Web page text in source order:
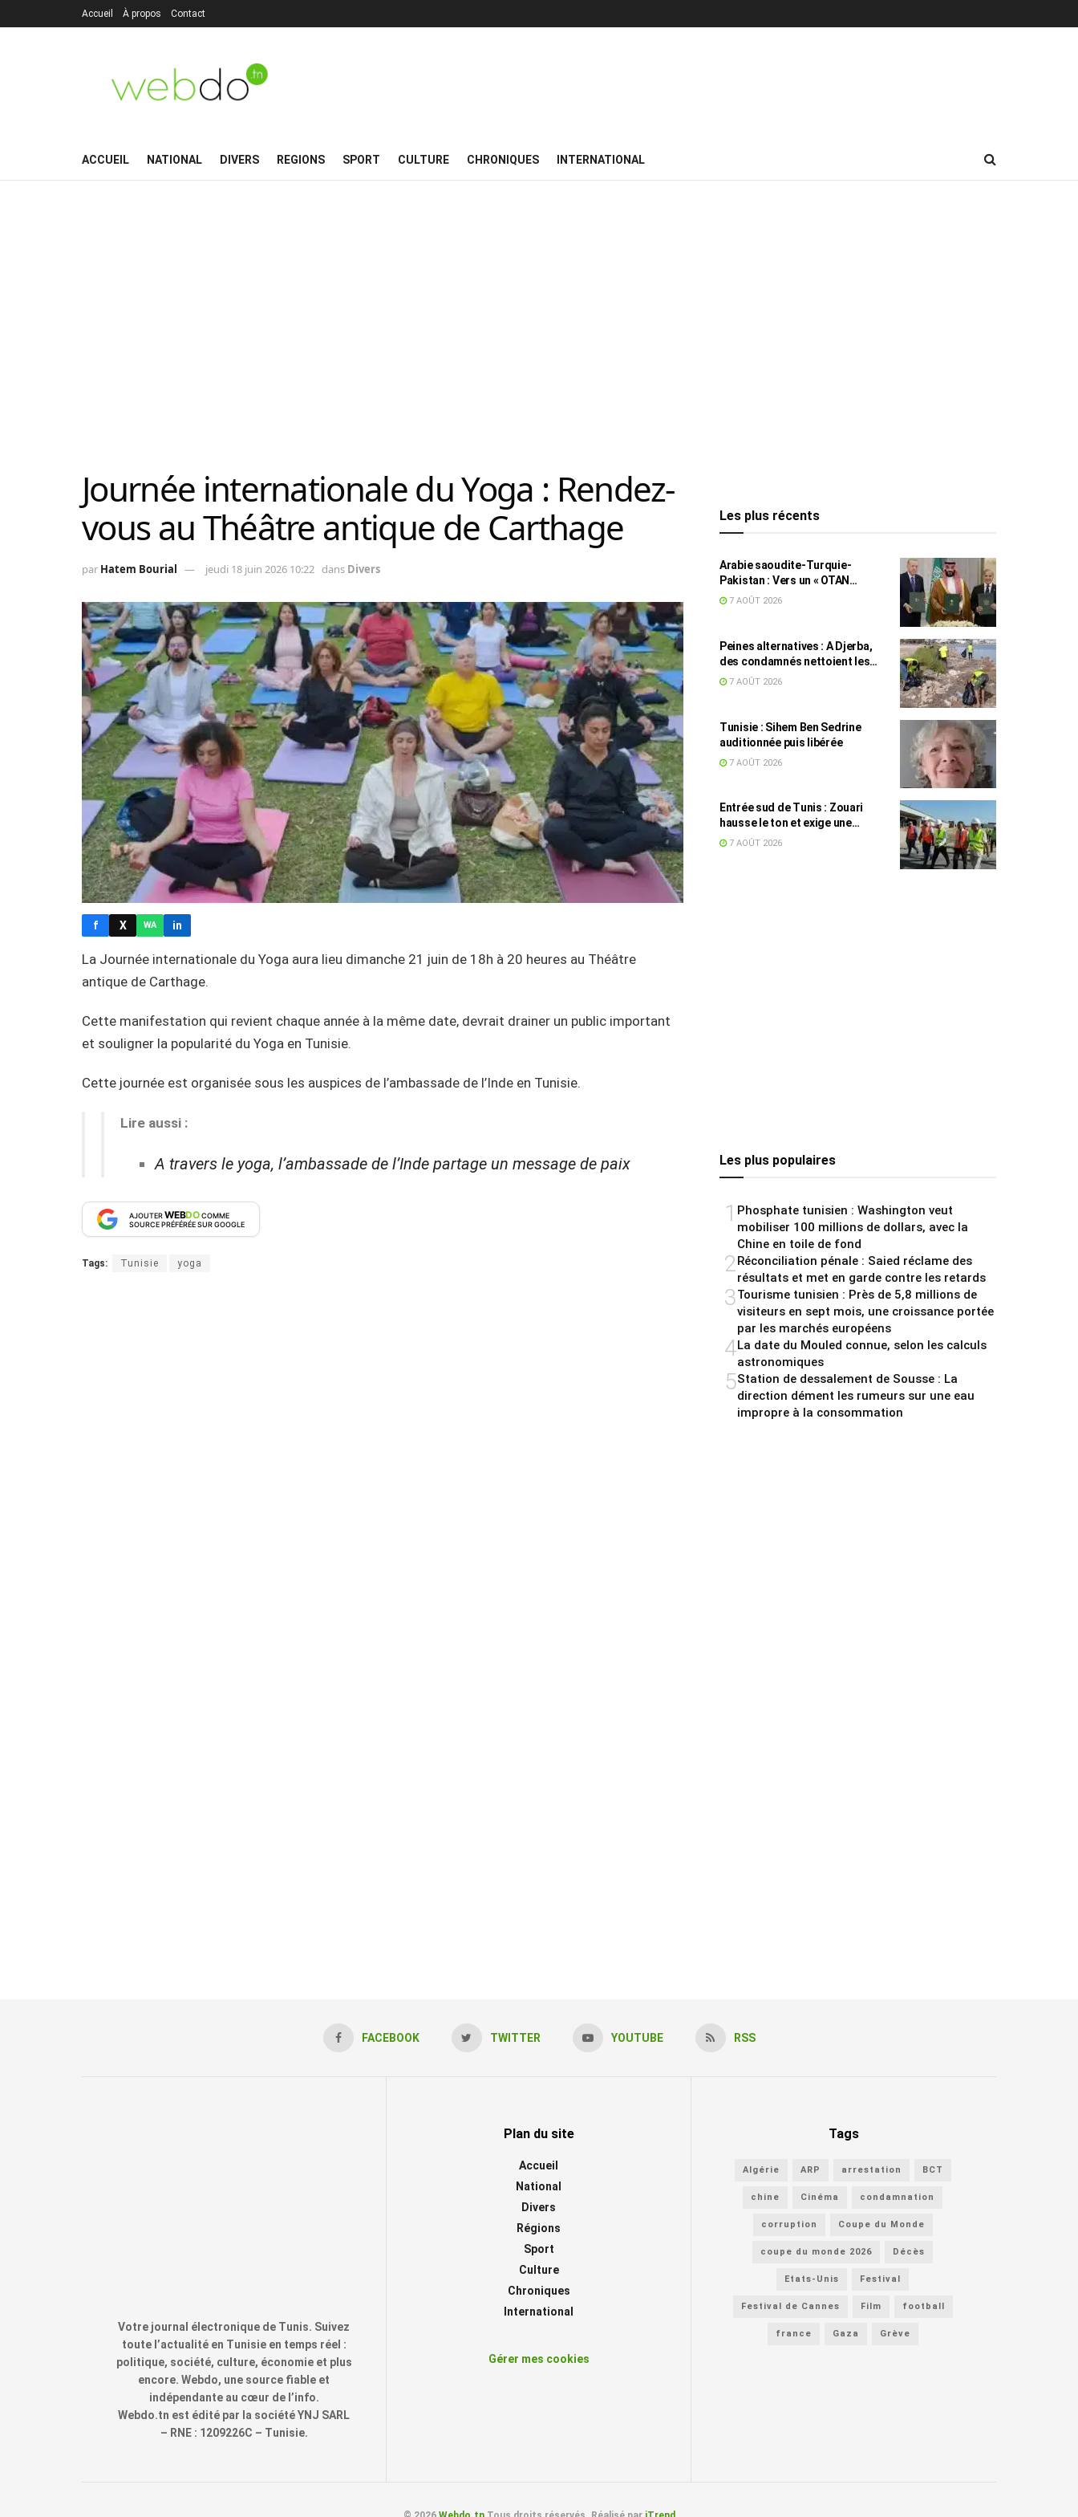
Accueil À propos Contact
ACCUEIL NATIONAL DIVERS REGIONS SPORT CULTURE CHRONIQUES INTERNATIONAL
Journée internationale du Yoga : Rendez-
vous au Théâtre antique de Carthage
par Hatem Bourial jeudi 18 juin 2026 10:22 dans Divers
f X WA in
La Journée internationale du Yoga aura lieu dimanche 21 juin de 18h à 20 heures au Théâtre
antique de Carthage.
Cette manifestation qui revient chaque année à la même date, devrait drainer un public important
et souligner la popularité du Yoga en Tunisie.
Cette journée est organisée sous les auspices de l’ambassade de l’Inde en Tunisie.
Lire aussi :
A travers le yoga, l’ambassade de l’Inde partage un message de paix
AJOUTERWEBDOCOMME
SOURCE PRÉFÉRÉE SUR GOOGLE
Tags: Tunisie yoga
Les plus récents
Arabie saoudite-Turquie-
Pakistan : Vers un « OTAN
islamique » ?
7 AOÛT 2026
Peines alternatives : A Djerba,
des condamnés nettoient les
plages
7 AOÛT 2026
Tunisie : Sihem Ben Sedrine
auditionnée puis libérée
7 AOÛT 2026
Entrée sud de Tunis : Zouari
hausse le ton et exige une
accélération des travaux
7 AOÛT 2026
Les plus populaires
1 Phosphate tunisien : Washington veut
mobiliser 100 millions de dollars, avec la
Chine en toile de fond
2Réconciliation pénale : Saied réclame des
résultats et met en garde contre les retards
3Tourisme tunisien : Près de 5,8 millions de
visiteurs en sept mois, une croissance portée
par les marchés européens
4La date du Mouled connue, selon les calculs
astronomiques
5Station de dessalement de Sousse : La
direction dément les rumeurs sur une eau
impropre à la consommation
FACEBOOK TWITTER YOUTUBE RSS
Votre journal électronique de Tunis. Suivez
toute l’actualité en Tunisie en temps réel :
politique, société, culture, économie et plus
encore. Webdo, une source fiable et
indépendante au cœur de l’info.
Webdo.tn est édité par la société YNJ SARL
– RNE : 1209226C – Tunisie.
Plan du site
Accueil
National
Divers
Régions
Sport
Culture
Chroniques
International
Gérer mes cookies
Tags
Algérie ARP arrestation BCT
chine Cinéma condamnation
corruption Coupe du Monde
coupe du monde 2026 Décès
Etats-Unis Festival
Festival de Cannes Film football
france Gaza Grève